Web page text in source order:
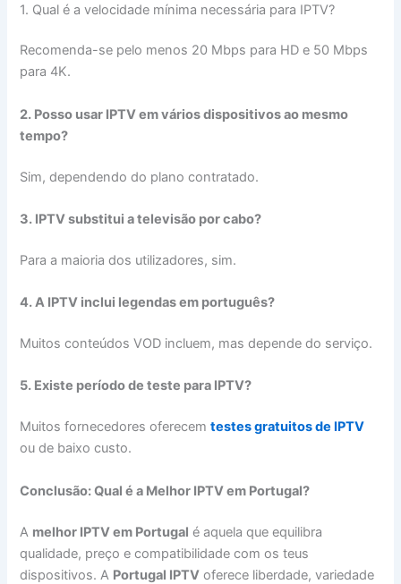
1. Qual é a velocidade mínima necessária para IPTV?
Recomenda-se pelo menos 20 Mbps para HD e 50 Mbps
para 4K.
2. Posso usar IPTV em vários dispositivos ao mesmo
tempo?
Sim, dependendo do plano contratado.
3. IPTV substitui a televisão por cabo?
Para a maioria dos utilizadores, sim.
4. A IPTV inclui legendas em português?
Muitos conteúdos VOD incluem, mas depende do serviço.
5. Existe período de teste para IPTV?
Muitos fornecedores oferecemtestes gratuitos de IPTV
ou de baixo custo.
Conclusão: Qual é a Melhor IPTV em Portugal?
A melhor IPTV em Portugal é aquela que equilibra
qualidade, preço e compatibilidade com os teus
dispositivos. A Portugal IPTV oferece liberdade, variedade